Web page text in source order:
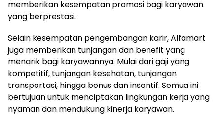
memberikan kesempatan promosi bagi karyawan
yang berprestasi.
Selain kesempatan pengembangan karir, Alfamart
juga memberikan tunjangan dan benefit yang
menarik bagi karyawannya. Mulai dari gaji yang
kompetitif, tunjangan kesehatan, tunjangan
transportasi, hingga bonus dan insentif. Semua ini
bertujuan untuk menciptakan lingkungan kerja yang
nyaman dan mendukung kinerja karyawan.